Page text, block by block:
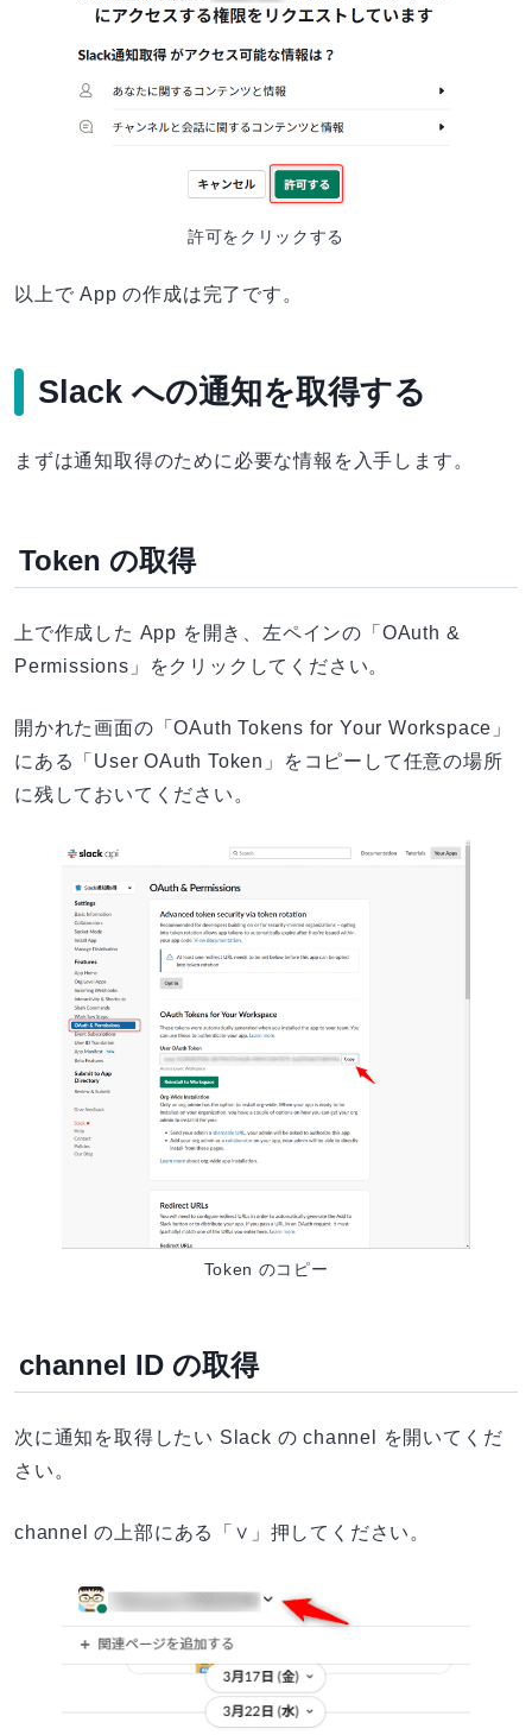
許可をクリックする
以上で App の作成は完了です。
Slack への通知を取得する
まずは通知取得のために必要な情報を入手します。
Token の取得
上で作成した App を開き、左ペインの「OAuth &
Permissions」をクリックしてください。
開かれた画面の「OAuth Tokens for Your Workspace」
にある「User OAuth Token」をコピーして任意の場所
に残しておいてください。
Token のコピー
channel ID の取得
次に通知を取得したい Slack の channel を開いてくだ
さい。
channel の上部にある「∨」押してください。